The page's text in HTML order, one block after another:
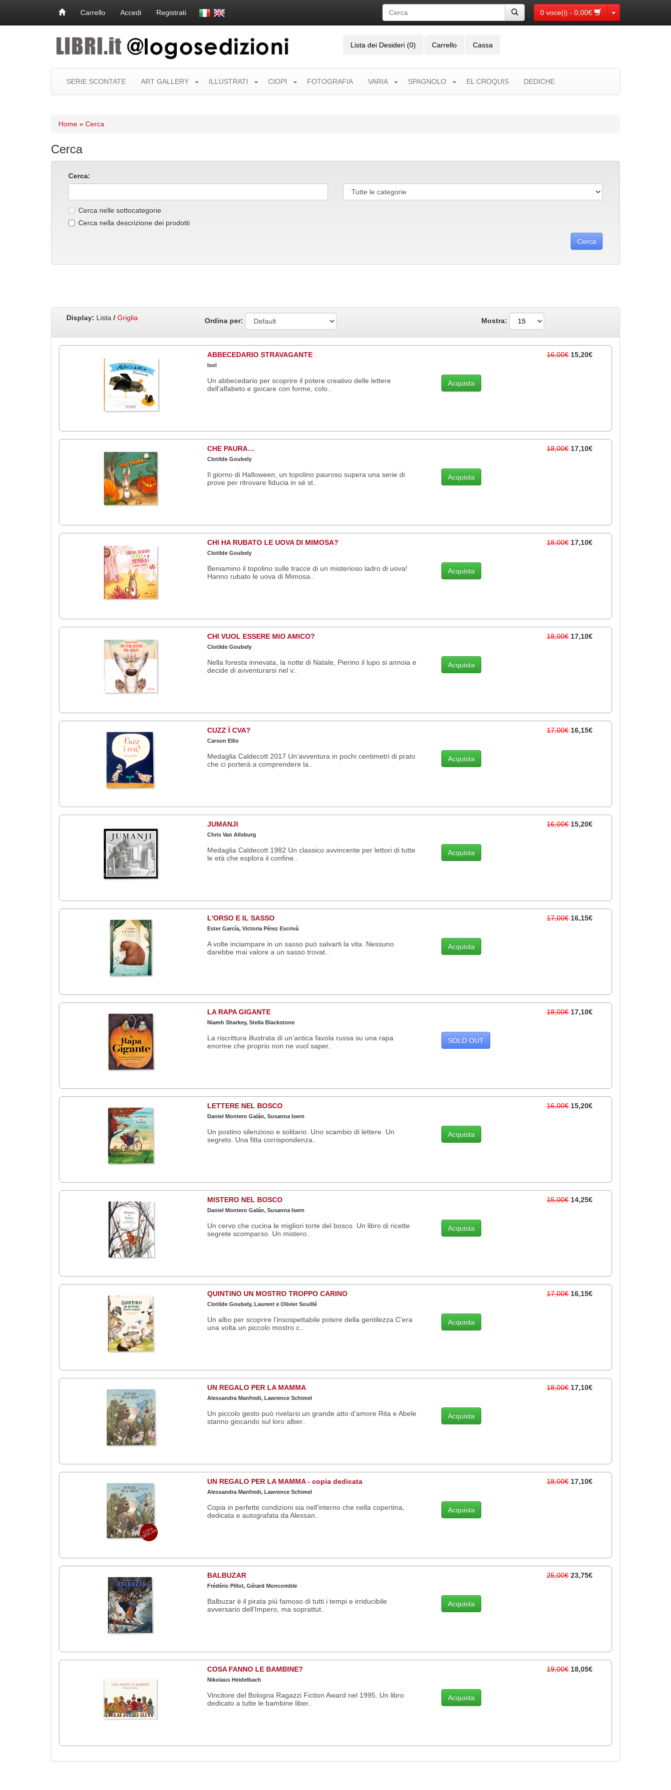
0 voce(i) - 0,00€ Toggle Dropdown
Carrello Accedi Registrati
Lista dei Desideri (0) Carrello Cassa
SERIE SCONTATE ART GALLERY ILLUSTRATI CIOPI FOTOGRAFIA VARIA SPAGNOLO EL CROQUIS DEDICHE
Home » Cerca
Cerca
Cerca:
Cerca nelle sottocategorie
Cerca nella descrizione dei prodotti
Display: Lista / Griglia Ordina per: Mostra:
ABBECEDARIO STRAVAGANTE
Isol
Un abbecedario per scoprire il potere creativo delle lettere
dell’alfabeto e giocare con forme, colo..
16,00€ 15,20€
Acquista
CHE PAURA…
Clotilde Goubely
Il giorno di Halloween, un topolino pauroso supera una serie di
prove per ritrovare fiducia in sé st..
18,00€ 17,10€
Acquista
CHI HA RUBATO LE UOVA DI MIMOSA?
Clotilde Goubely
Beniamino il topolino sulle tracce di un misterioso ladro di uova!
Hanno rubato le uova di Mimosa..
18,00€ 17,10€
Acquista
CHI VUOL ESSERE MIO AMICO?
Clotilde Goubely
Nella foresta innevata, la notte di Natale, Pierino il lupo si annoia e
decide di avventurarsi nel v..
18,00€ 17,10€
Acquista
CUZZ Ì CVA?
Carson Ellis
Medaglia Caldecott 2017 Un’avventura in pochi centimetri di prato
che ci porterà a comprendere la..
17,00€ 16,15€
Acquista
JUMANJI
Chris Van Allsburg
Medaglia Caldecott 1982 Un classico avvincente per lettori di tutte
le età che esplora il confine..
16,00€ 15,20€
Acquista
L'ORSO E IL SASSO
Ester García, Victoria Pérez Escrivá
A volte inciampare in un sasso può salvarti la vita. Nessuno
darebbe mai valore a un sasso trovat..
17,00€ 16,15€
Acquista
LA RAPA GIGANTE
Niamh Sharkey, Stella Blackstone
La riscrittura illustrata di un’antica favola russa su una rapa
enorme che proprio non ne vuol saper..
18,00€ 17,10€
SOLD OUT
LETTERE NEL BOSCO
Daniel Montero Galán, Susanna Isern
Un postino silenzioso e solitario. Uno scambio di lettere. Un
segreto. Una fitta corrispondenza..
16,00€ 15,20€
Acquista
MISTERO NEL BOSCO
Daniel Montero Galán, Susanna Isern
Un cervo che cucina le migliori torte del bosco. Un libro di ricette
segrete scomparso. Un mistero..
15,00€ 14,25€
Acquista
QUINTINO UN MOSTRO TROPPO CARINO
Clotilde Goubely, Laurent e Olivier Souillé
Un albo per scoprire l’insospettabile potere della gentilezza C’era
una volta un piccolo mostro c..
17,00€ 16,15€
Acquista
UN REGALO PER LA MAMMA
Alessandra Manfredi, Lawrence Schimel
Un piccolo gesto può rivelarsi un grande atto d’amore Rita e Abele
stanno giocando sul loro alber..
18,00€ 17,10€
Acquista
UN REGALO PER LA MAMMA - copia dedicata
Alessandra Manfredi, Lawrence Schimel
Copia in perfette condizioni sia nell'interno che nella copertina,
dedicata e autografata da Alessan..
18,00€ 17,10€
Acquista
BALBUZAR
Frédéric Pillot, Gérard Moncomble
Balbuzar è il pirata più famoso di tutti i tempi e irriducibile
avversario dell’Impero, ma soprattut..
25,00€ 23,75€
Acquista
COSA FANNO LE BAMBINE?
Nikolaus Heidelbach
Vincitore del Bologna Ragazzi Fiction Award nel 1995. Un libro
dedicato a tutte le bambine liber..
19,00€ 18,05€
Acquista